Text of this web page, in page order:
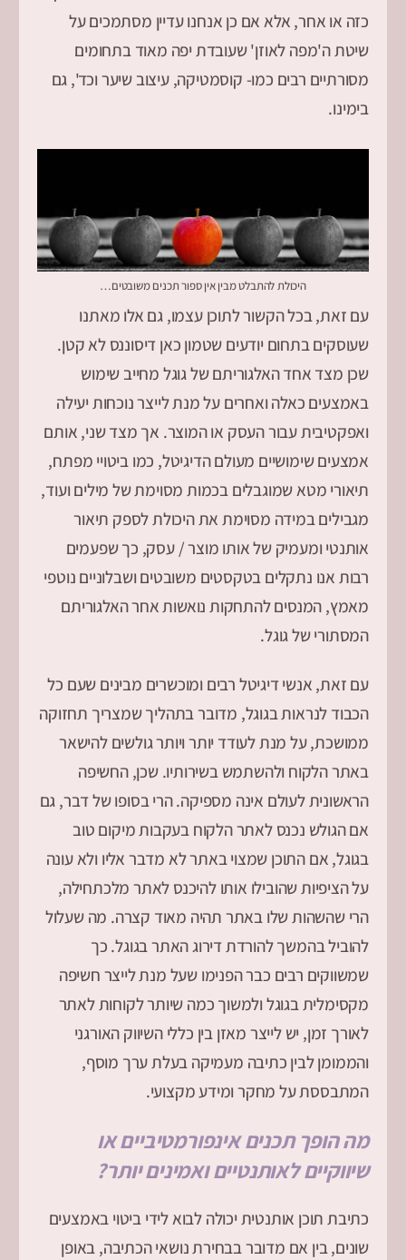
כזה או אחר, אלא אם כן אנחנו עדיין מסתמכים על
שיטת ה'מפה לאוזן' שעובדת יפה מאוד בתחומים
מסורתיים רבים כמו- קוסמטיקה, עיצוב שיער וכד', גם
בימינו.
היכולת להתבלט מבין אין ספור תכנים משובטים…
עם זאת, בכל הקשור לתוכן עצמו, גם אלו מאתנו
שעוסקים בתחום יודעים שטמון כאן דיסוננס לא קטן.
שכן מצד אחד האלגוריתם של גוגל מחייב שימוש
באמצעים כאלה ואחרים על מנת לייצר נוכחות יעילה
ואפקטיבית עבור העסק או המוצר. אך מצד שני, אותם
אמצעים שימושיים מעולם הדיגיטל, כמו ביטויי מפתח,
תיאורי מטא שמוגבלים בכמות מסוימת של מילים ועוד,
מגבילים במידה מסוימת את היכולת לספק תיאור
אותנטי ומעמיק של אותו מוצר / עסק, כך שפעמים
רבות אנו נתקלים בטקסטים משובטים ושבלוניים נוטפי
מאמץ, המנסים להתחקות נואשות אחר האלגוריתם
המסתורי של גוגל.
עם זאת, אנשי דיגיטל רבים ומוכשרים מבינים שעם כל
הכבוד לנראות בגוגל, מדובר בתהליך שמצריך תחזוקה
ממושכת, על מנת לעודד יותר ויותר גולשים להישאר
באתר הלקוח ולהשתמש בשירותיו. שכן, החשיפה
הראשונית לעולם אינה מספיקה. הרי בסופו של דבר, גם
אם הגולש נכנס לאתר הלקוח בעקבות מיקום טוב
בגוגל, אם התוכן שמצוי באתר לא מדבר אליו ולא עונה
על הציפיות שהובילו אותו להיכנס לאתר מלכתחילה,
הרי שהשהות שלו באתר תהיה מאוד קצרה. מה שעלול
להוביל בהמשך להורדת דירוג האתר בגוגל. כך
שמשווקים רבים כבר הפנימו שעל מנת לייצר חשיפה
מקסימלית בגוגל ולמשוך כמה שיותר לקוחות לאתר
לאורך זמן, יש לייצר מאזן בין כללי השיווק האורגני
והממומן לבין כתיבה מעמיקה בעלת ערך מוסף,
המתבססת על מחקר ומידע מקצועי.
מה הופך תכנים אינפורמטיביים או
שיווקיים לאותנטיים ואמינים יותר?
כתיבת תוכן אותנטית יכולה לבוא לידי ביטוי באמצעים
שונים, בין אם מדובר בבחירת נושאי הכתיבה, באופן